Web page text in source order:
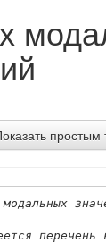
простым
перечень